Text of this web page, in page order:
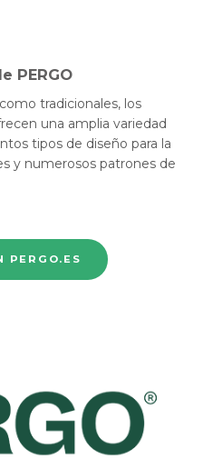
PERGO
tradicionales, los
una amplia variedad
tipos de diseño para la
y numerosos patrones de
PERGO.ES